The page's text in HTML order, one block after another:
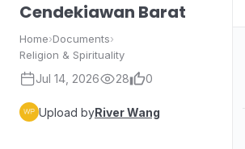
Cendekiawan Barat
Home›Documents›
Religion & Spirituality
Jul 14, 2026 28 0
Upload byRiver Wang